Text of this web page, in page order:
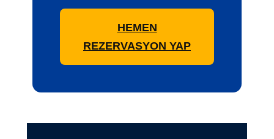
HEMEN
REZERVASYON YAP